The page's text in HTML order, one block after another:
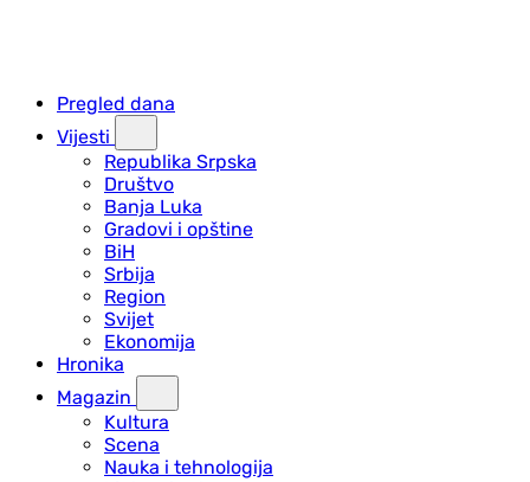
Pregled dana
Vijesti
Republika Srpska
Društvo
Banja Luka
Gradovi i opštine
BiH
Srbija
Region
Svijet
Ekonomija
Hronika
Magazin
Kultura
Scena
Nauka i tehnologija